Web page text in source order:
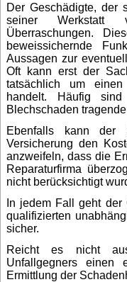
Der Geschädigte, der
seiner Werkstatt
Überraschungen.
beweissichernde
Aussagen zur
Oft kann erst der
tatsächlich um einen
handelt. Häufig
Blechschaden
Ebenfalls kann der
Versicherung den
anzweifeln, dass die
Reparaturfirma
nicht berücksichtigt
In jedem Fall geht
qualifizierten
sicher.
Reicht es nicht
Unfallgegners einen
Ermittlung der